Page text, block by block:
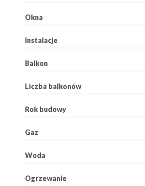
Okna
Instalacje
Balkon
Liczba balkonów
Rok budowy
Gaz
Woda
Ogrzewanie